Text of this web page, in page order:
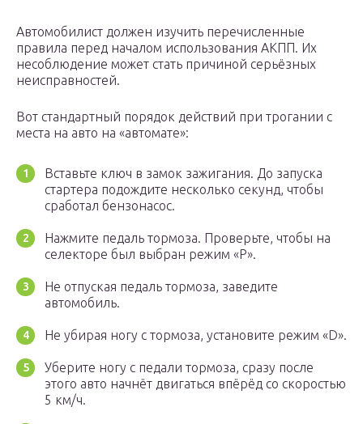
Автомобилист должен изучить перечисленные
правила перед началом использования АКПП. Их
несоблюдение может стать причиной серьёзных
неисправностей.
Вот стандартный порядок действий при трогании с
места на авто на «автомате»:
Вставьте ключ в замок зажигания. До запуска
стартера подождите несколько секунд, чтобы
сработал бензонасос.
Нажмите педаль тормоза. Проверьте, чтобы на
селекторе был выбран режим «P».
Не отпуская педаль тормоза, заведите
автомобиль.
Не убирая ногу с тормоза, установите режим «D».
Уберите ногу с педали тормоза, сразу после
этого авто начнёт двигаться впёрёд со скоростью
5 км/ч.